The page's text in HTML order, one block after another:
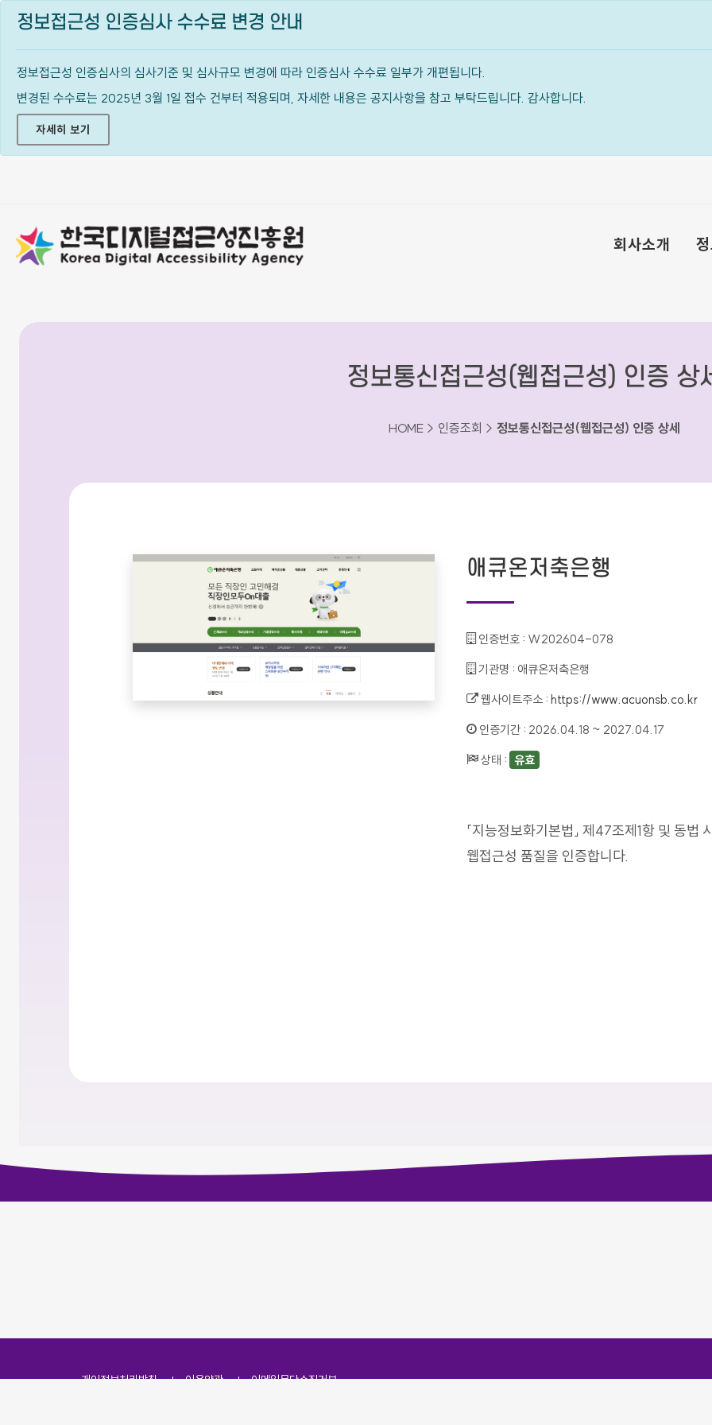
정보접근성 인증심사 수수료 변경 안내
정보접근성 인증심사의 심사기준 및 심사규모 변경에 따라 인증심사 수수료 일부가 개편됩니다.
변경된 수수료는 2025년 3월 1일 접수 건부터 적용되며, 자세한 내용은 공지사항을 참고 부탁드립니다. 감사합니다.
자세히 보기
회사소개
정보통신접근성(웹접근성) 인증 상
HOME > 인증조회 > 정보통신접근성(웹접근성) 인증 상세
애큐온저축은행
인증번호 : W202604-078
기관명 : 애큐온저축은행
웹사이트주소 :https://www.acuonsb.co.kr
인증기간 : 2026.04.18 ~ 2027.04.17
상태 : 유효
「지능정보화기본법」 제47조제1항 및 동
웹접근성 품질을 인증합니다.
개인정보처리방침 이용약관 이메일무단수집거부